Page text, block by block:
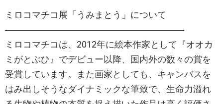
ミロコマチコ展「うみまとう」について
――――――――――――――――――――
ミロコマチコは、2012年に絵本作家として『オオカ
ミがとぶひ』でデビュー以降、国内外の数々の賞を
受賞しています。また画家としても、キャンバスを
はみ出しそうなダイナミックな筆致で、生命力溢れ